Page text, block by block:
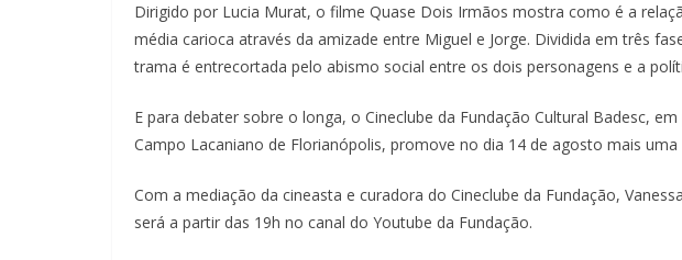
u
r
a
c
a
a
Dirigido por Lucia Murat, o filme Quase Dois Irmãos mostra como é a
média carioca através da amizade entre Miguel e Jorge. Dividida em três
trama é entrecortada pelo abismo social entre os dois personagens e a
E para debater sobre o longa, o Cineclube da Fundação Cultural Badesc,
Campo Lacaniano de Florianópolis, promove no dia 14 de agosto mais uma
Com a mediação da cineasta e curadora do Cineclube da Fundação,
será a partir das 19h no canal do Youtube da Fundação.